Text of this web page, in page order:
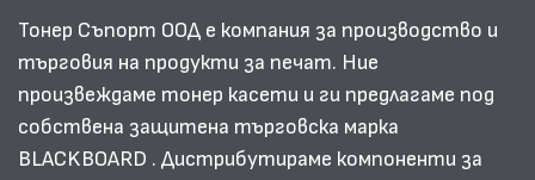
Тонер Съпорт ООД е компания за производство и
търговия на продукти за печат. Ние
произвеждаме тонер касети и ги предлагаме под
собствена защитена търговска марка
BLACKBOARD . Дистрибутираме компоненти за